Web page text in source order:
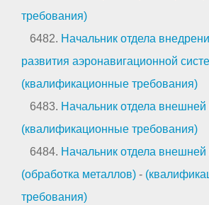
требования)
6482. Начальник отдела
развития аэронавигационной
(квалификационные требования)
6483. Начальник отдела внешней
(квалификационные требования)
6484. Начальник отдела внешней
(обработка металлов) -
требования)